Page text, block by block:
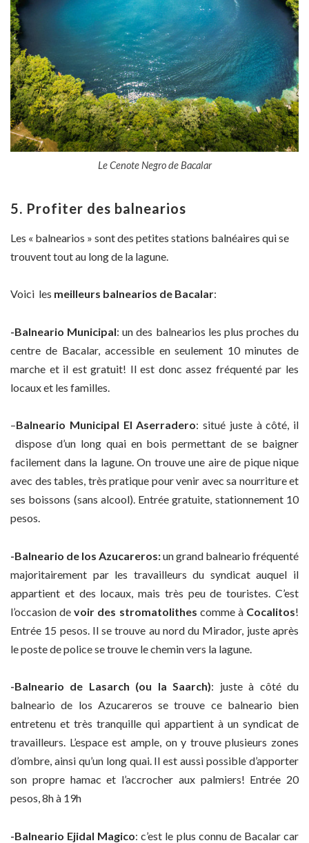
Le Cenote Negro de Bacalar
5. Profiter des balnearios
Les « balnearios » sont des petites stations balnéaires qui se
trouvent tout au long de la lagune.
Voici les meilleurs balnearios de Bacalar:
-Balneario Municipal: un des balnearios les plus proches du
centre de Bacalar, accessible en seulement 10 minutes de
marche et il est gratuit! Il est donc assez fréquenté par les
locaux et les familles.
–Balneario Municipal El Aserradero: situé juste à côté, il
dispose d’un long quai en bois permettant de se baigner
facilement dans la lagune. On trouve une aire de pique nique
avec des tables, très pratique pour venir avec sa nourriture et
ses boissons (sans alcool). Entrée gratuite, stationnement 10
pesos.
-Balneario de los Azucareros:un grand balneario fréquenté
majoritairement par les travailleurs du syndicat auquel il
appartient et des locaux, mais très peu de touristes. C’est
l’occasion devoir des stromatolithes comme à Cocalitos!
Entrée 15 pesos. Il se trouve au nord du Mirador, juste après
le poste de police se trouve le chemin vers la lagune.
-Balneario de Lasarch (ou la Saarch): juste à côté du
balneario de los Azucareros se trouve ce balneario bien
entretenu et très tranquille qui appartient à un syndicat de
travailleurs. L’espace est ample, on y trouve plusieurs zones
d’ombre, ainsi qu’un long quai. Il est aussi possible d’apporter
son propre hamac et l’accrocher aux palmiers! Entrée 20
pesos, 8h à 19h
-Balneario Ejidal Magico: c’est le plus connu de Bacalar car